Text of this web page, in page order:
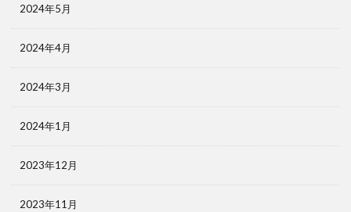
2024年5月
2024年4月
2024年3月
2024年1月
2023年12月
2023年11月